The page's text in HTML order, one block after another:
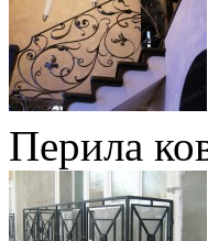
Перила